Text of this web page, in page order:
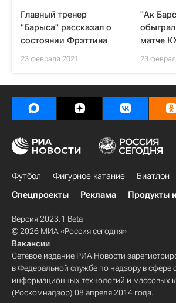
Главный тренер
"Барыса" рассказал о
состоянии Фрэттина
23 февраля 2021
"Ак
матче
23
Футбол Фигурное катание Биатлон
Спецпроекты
Реклама Продукты
Версия 2023.1 Beta
© 2026 МИА «Россия сегодня»
Вакансии
Сетевое издание РИА Новости
в Федеральной службе по надзору в сфере
информационных технологий и массовых
(Роскомнадзор) 08 апреля 2014 года.